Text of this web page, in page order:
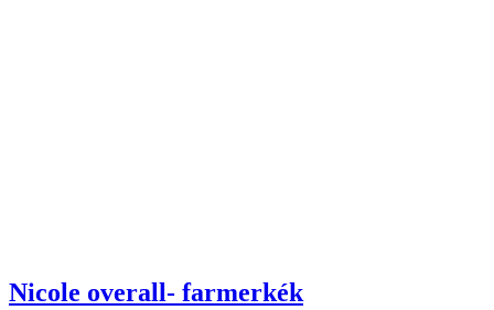
Nicole overall- farmerkék